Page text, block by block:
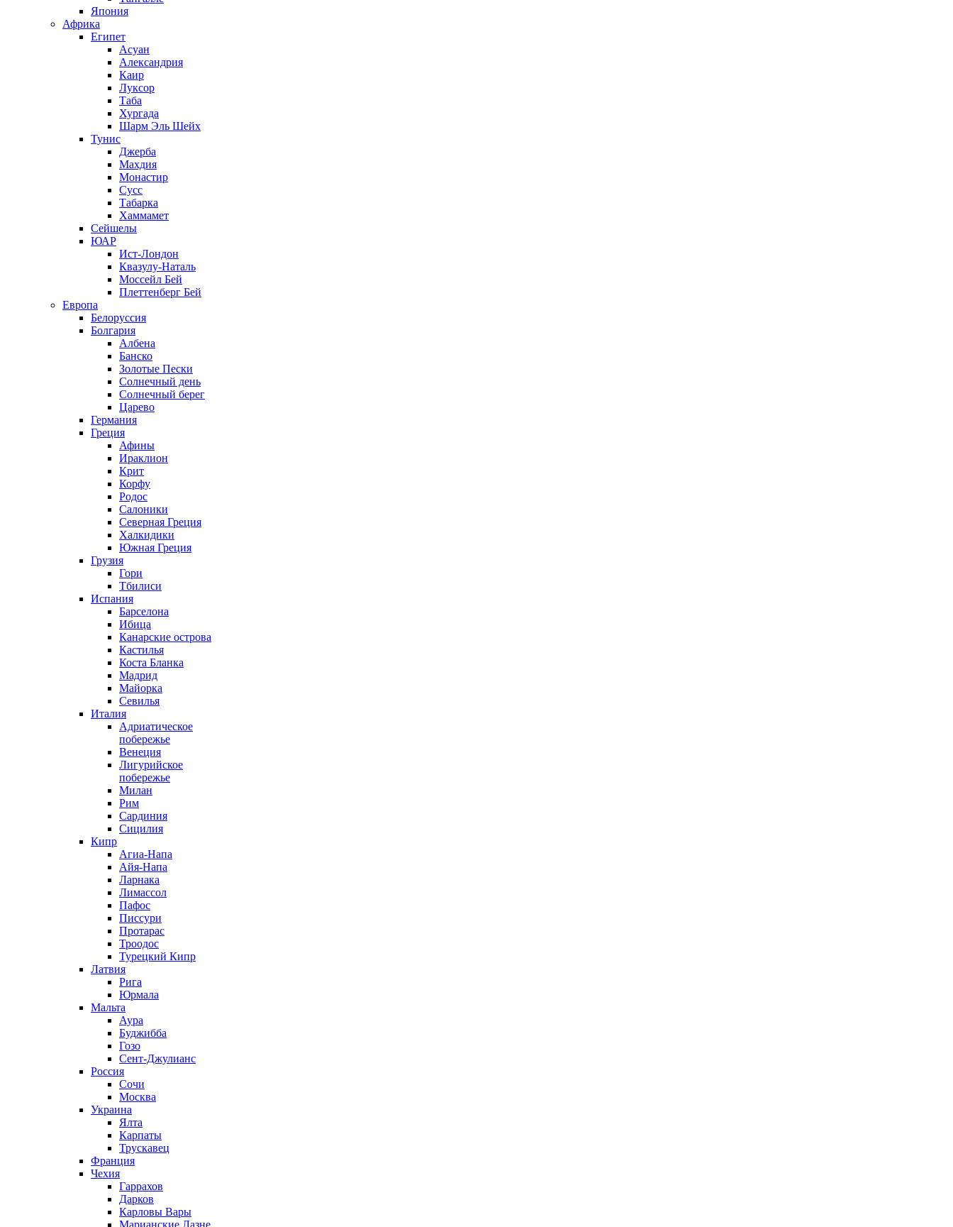
Япония
Африка
Египет
Асуан
Александрия
Каир
Луксор
Таба
Хургада
Шарм Эль Шейх
Тунис
Джерба
Махдия
Монастир
Сусс
Табарка
Хаммамет
Сейшелы
ЮАР
Ист-Лондон
Квазулу-Наталь
Моссейл Бей
Плеттенберг Бей
Европа
Белоруссия
Болгария
Албена
Банско
Золотые Пески
Солнечный день
Солнечный берег
Царево
Германия
Греция
Афины
Ираклион
Крит
Корфу
Родос
Салоники
Северная Греция
Халкидики
Южная Греция
Грузия
Гори
Тбилиси
Испания
Барселона
Ибица
Канарские острова
Кастилья
Коста Бланка
Мадрид
Майорка
Севилья
Италия
Адриатическое
побережье
Венеция
Лигурийское
побережье
Милан
Рим
Сардиния
Сицилия
Кипр
Агиа-Напа
Айя-Напа
Ларнака
Лимассол
Пафос
Писсури
Протарас
Троодос
Турецкий Кипр
Латвия
Рига
Юрмала
Мальта
Аура
Буджибба
Гозо
Сент-Джулианс
Россия
Сочи
Москва
Украина
Ялта
Карпаты
Трускавец
Франция
Чехия
Гаррахов
Дарков
Карловы Вары
Марианские Лазне